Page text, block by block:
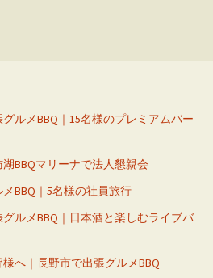
ルメBBQ｜15名様のプレミアムバー
BBQマリーナで法人懇親会
BBQ｜5名様の社員旅行
ルメBBQ｜日本酒と楽しむライブバ
へ｜長野市で出張グルメBBQ